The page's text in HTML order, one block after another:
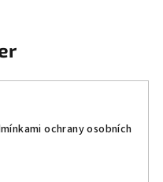
ochrany osobních